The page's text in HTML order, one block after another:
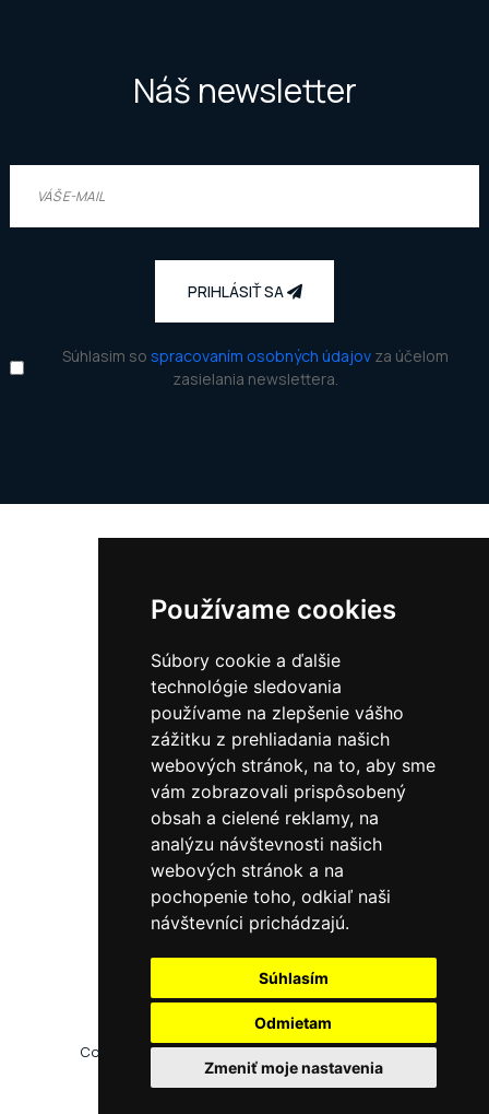
Používame cookies
Súbory cookie a ďalšie
technológie sledovania
používame na zlepšenie vášho
zážitku z prehliadania našich
webových stránok, na to, aby sme
vám zobrazovali prispôsobený
obsah a cielené reklamy, na
analýzu návštevnosti našich
webových stránok a na
pochopenie toho, odkiaľ naši
návštevníci prichádzajú.
Súhlasím
Odmietam
Zmeniť moje nastavenia
Náš newsletter
PRIHLÁSIŤ SA
Súhlasim so spracovaním osobných údajovza účelom
zasielania newslettera.
Copyright ©2026 Všetky práva vyhradené
od
OceanStudios.sk
Užitočné informácie
Zmeniť cookies preferencie
Adresa:
821 08 Bratislava
Slovensko
Telefón:
+421 917 258 374
Mail: info@mylamour.sk